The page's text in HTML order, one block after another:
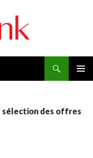
sélection des offres